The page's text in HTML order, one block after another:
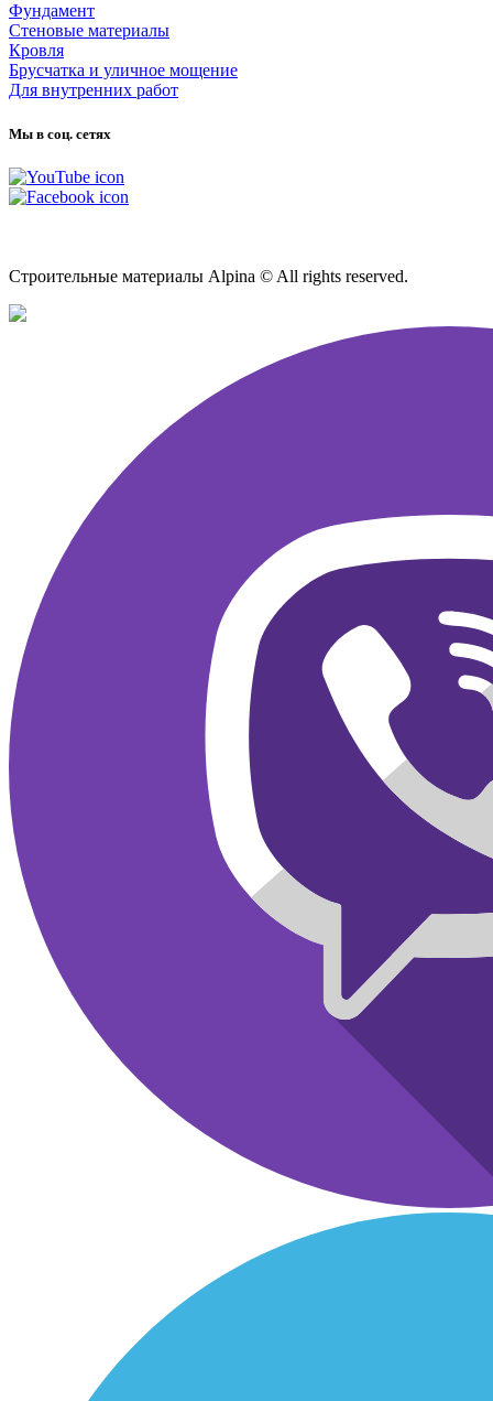
Фундамент
Стеновые материалы
Кровля
Брусчатка и уличное мощение
Для внутренних работ
Мы в соц. сетях
Строительные материалы Alpina © All rights reserved.